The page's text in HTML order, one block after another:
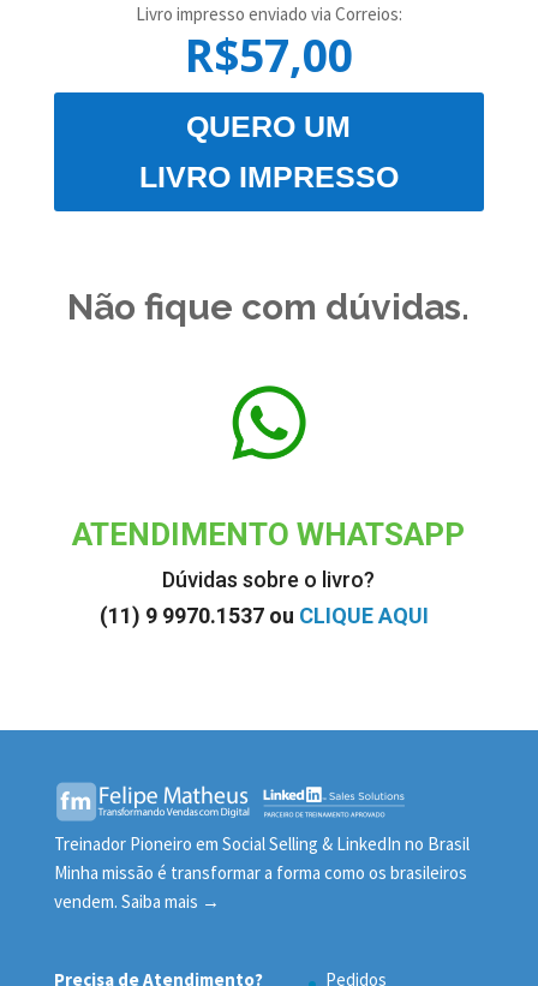
Livro impresso enviado via Correios:
R$57,00
QUERO UM
LIVRO IMPRESSO
Não fique com dúvidas.
ATENDIMENTO WHATSAPP
Dúvidas sobre o livro?
(11) 9 9970.1537 ou CLIQUE AQUI
Treinador Pioneiro em Social Selling & LinkedIn no Brasil
Minha missão é transformar a forma como os brasileiros
vendem. Saiba mais →
Precisa de Atendimento? Pedidos